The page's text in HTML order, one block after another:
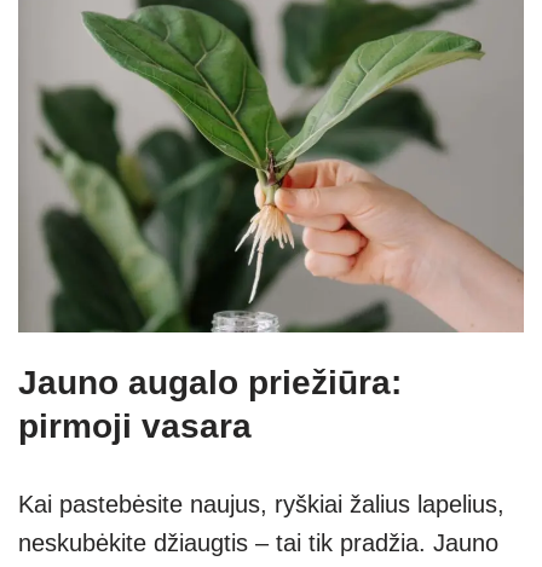
Jauno augalo priežiūra:
pirmoji vasara
Kai pastebėsite naujus, ryškiai žalius lapelius,
neskubėkite džiaugtis – tai tik pradžia. Jauno